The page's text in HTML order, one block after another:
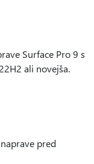
Surface Pro 9 s
ali novejša.
pred